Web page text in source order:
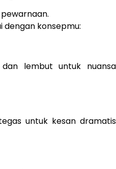
dengan konsepmu:
lembut untuk nuansa
untuk kesan dramatis